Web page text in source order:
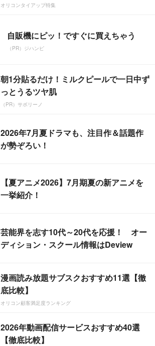
オリコンタイアップ特集
自販機にピッ！ですぐに買えちゃう
（PR）ジハンピ
朝1分貼るだけ！ミルクピールで一日中ず
っとうるツヤ肌
（PR）サボリーノ
2026年7月夏ドラマも、注目作＆話題作
が勢ぞろい！
【夏アニメ2026】7月期夏の新アニメを
一挙紹介！
芸能界を志す10代～20代を応援！ オー
ディション・スクール情報はDeview
漫画読み放題サブスクおすすめ11選【徹
底比較】
オリコン顧客満足度ランキング
2026年動画配信サービスおすすめ40選
【徹底比較】